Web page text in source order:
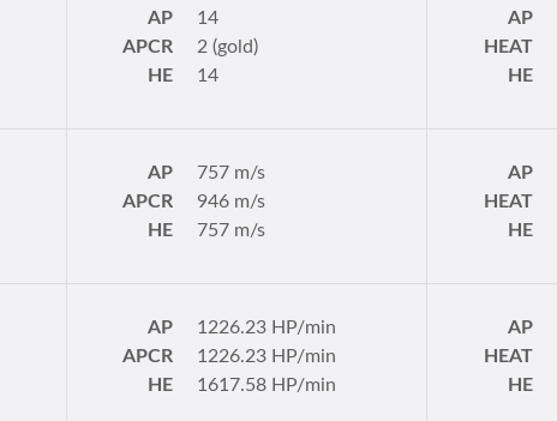
AP
14
APCR
2 (gold)
HE
14
AP
HEAT
HE
AP
757 m/s
APCR
946 m/s
HE
757 m/s
AP
HEAT
HE
AP
1226.23 HP/min
APCR
1226.23 HP/min
HE
1617.58 HP/min
AP
HEAT
HE